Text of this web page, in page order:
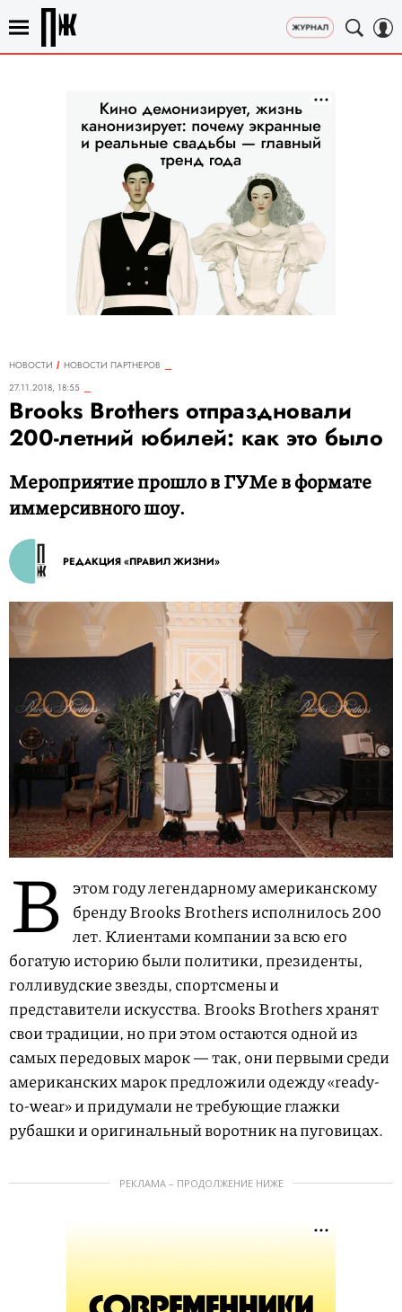
НОВОСТИ
НОВОСТИ ПАРТНЕРОВ
27.11.2018, 18:55
Brooks Brothers отпраздновали
200-летний юбилей: как это было
Мероприятие прошло в ГУМе в формате
иммерсивного шоу.
РЕДАКЦИЯ «ПРАВИЛ ЖИЗНИ»
В
этом году легендарному американскому
бренду Brooks Brothers исполнилось 200
лет. Клиентами компании за всю его
богатую историю были политики, президенты,
голливудские звезды, спортсмены и
представители искусства. Brooks Brothers хранят
свои традиции, но при этом остаются одной из
самых передовых марок — так, они первыми среди
американских марок предложили одежду «ready-
to-wear» и придумали не требующие глажки
рубашки и оригинальный воротник на пуговицах.
РЕКЛАМА – ПРОДОЛЖЕНИЕ НИЖЕ